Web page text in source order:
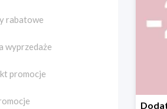
rabatowe
wyprzedaże
promocje